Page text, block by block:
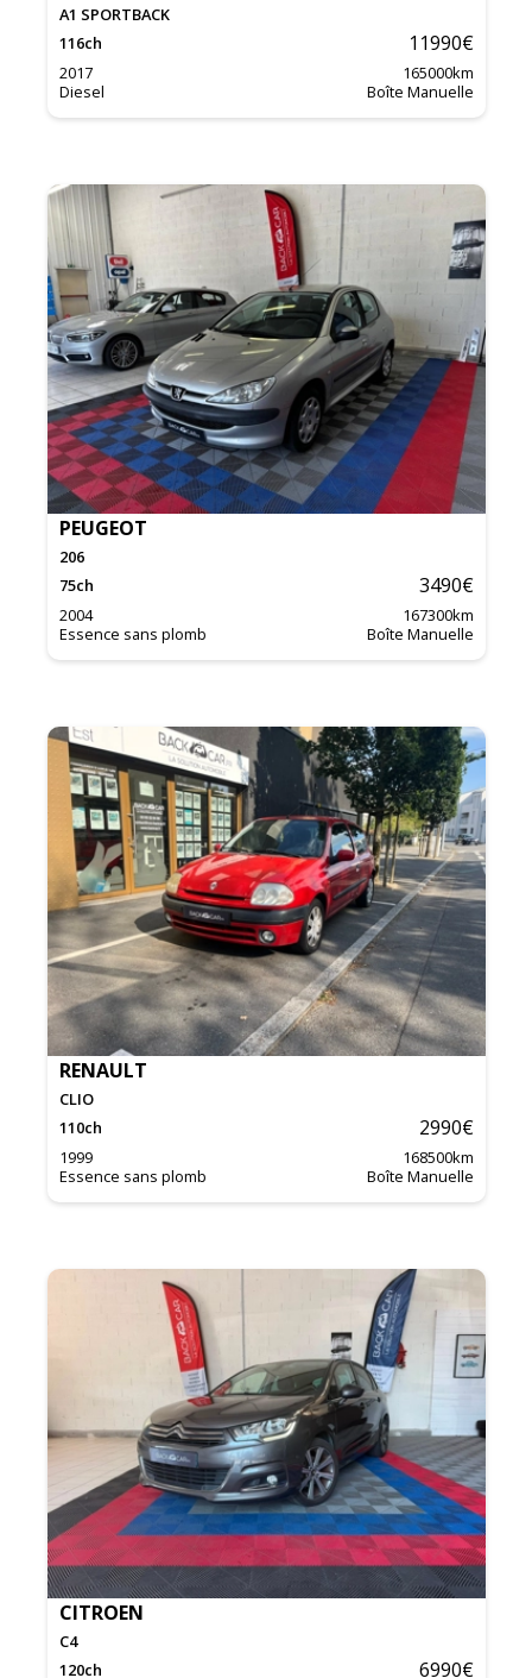
A1 SPORTBACK
116ch 11990€
2017 165000km
Diesel
Boîte Manuelle
PEUGEOT
206
75ch 3490€
2004 167300km
Essence sans plomb
Boîte Manuelle
RENAULT
CLIO
110ch 2990€
1999 168500km
Essence sans plomb
Boîte Manuelle
CITROEN
C4
120ch 6990€